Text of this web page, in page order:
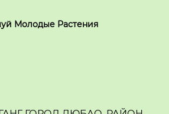
Молодые Растения